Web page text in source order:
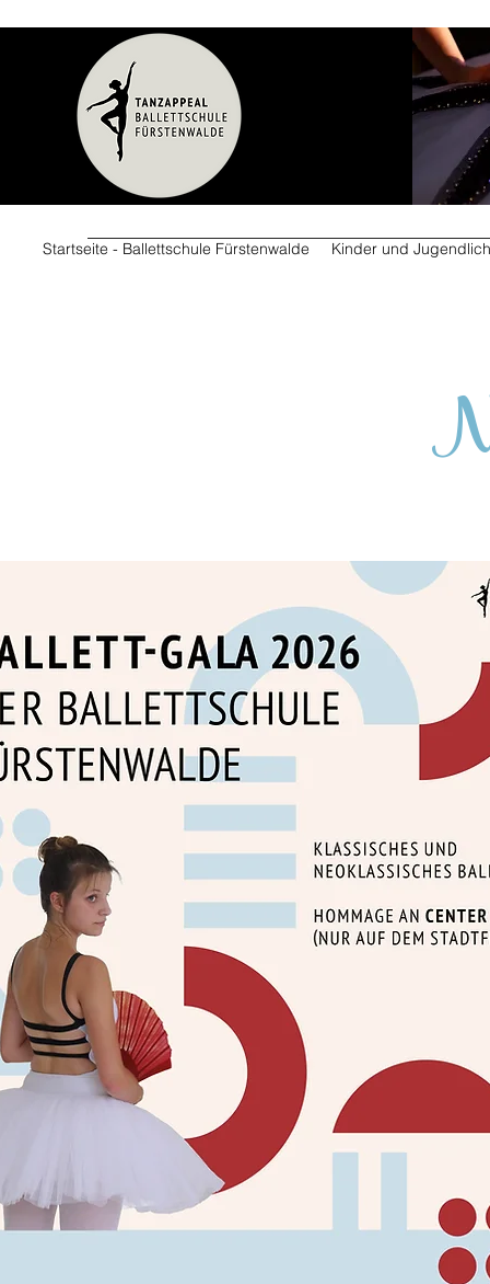
Startseite - Ballettschule Fürstenwalde Kinder und